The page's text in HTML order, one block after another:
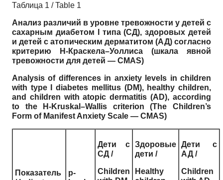
Таблица 1 / Table 1
Анализ различий в уровне тревожности у детей с
сахарным диабетом
I типа (СД), здоровых детей
и детей с атопическим дерматитом (АД) согласно
критерию
H-Краскела–Уоллиса (шкала явной
тревожности для детей — CMAS)
Analysis of differences in anxiety levels in children
with type I diabetes mellitus (DM), healthy children,
and children with atopic dermatitis (AD), according
to the H-Kruskal–Wallis criterion (The Children’s
Form of Manifest Anxiety Scale — CMAS)
Показатель
p-
Дети
с
СД /
Children
Здоровые
дети /
Healthy
Дети
с
АД /
Children